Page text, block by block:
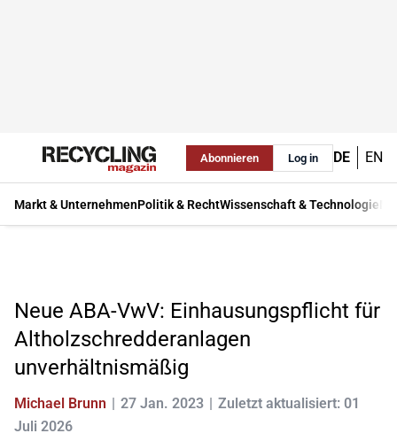
Abonnieren Log in DE EN
Markt & UnternehmenPolitik & RechtWissenschaft & Technologie
Neue ABA-VwV: Einhausungspflicht für
Altholzschredderanlagen
unverhältnismäßig
Michael Brunn 27 Jan. 2023
Zuletzt aktualisiert: 01
Juli 2026